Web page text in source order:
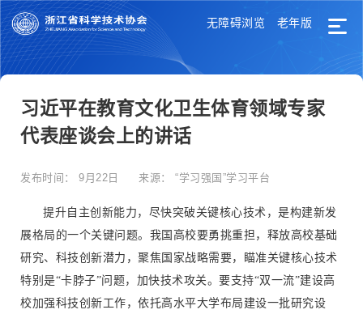
无障碍浏览 老年版
习近平在教育文化卫生体育领域专家
代表座谈会上的讲话
发布时间： 9月22日 来源： “学习强国”学习平台
提升自主创新能力，尽快突破关键核心技术，是构建新发
展格局的一个关键问题。我国高校要勇挑重担，释放高校基础
研究、科技创新潜力，聚焦国家战略需要，瞄准关键核心技术
特别是“卡脖子”问题，加快技术攻关。要支持“双一流”建设高
校加强科技创新工作，依托高水平大学布局建设一批研究设